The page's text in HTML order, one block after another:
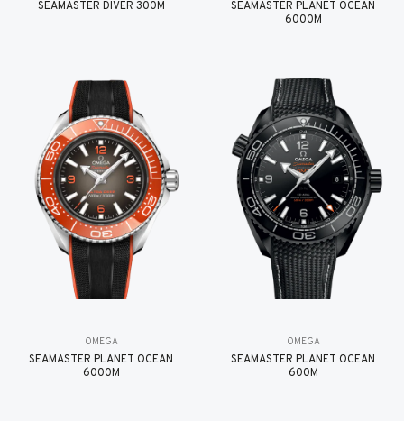
SEAMASTER DIVER 300M
SEAMASTER PLANET OCEAN
6000M
OMEGA
SEAMASTER PLANET OCEAN
6000M
OMEGA
SEAMASTER PLANET OCEAN
600M